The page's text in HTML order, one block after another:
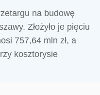
na budowę
Złożyło je pięciu
757,64 mln zł, a
kosztorysie